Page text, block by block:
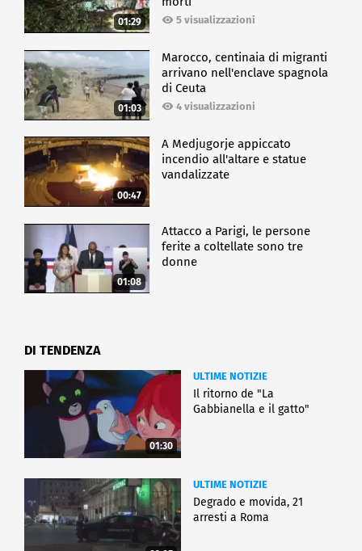
01:29 5 visualizzazioni
01:03
Marocco, centinaia di migranti
arrivano nell'enclave spagnola
di Ceuta
4 visualizzazioni
00:47
A Medjugorje appiccato
incendio all'altare e statue
vandalizzate
01:08
Attacco a Parigi, le persone
ferite a coltellate sono tre
donne
DI TENDENZA
01:30
ULTIME NOTIZIE
Il ritorno de "La
Gabbianella e il gatto"
ULTIME NOTIZIE
Degrado e movida, 21
arresti a Roma